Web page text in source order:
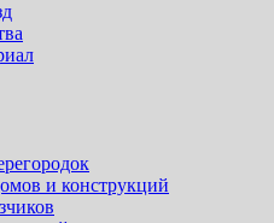
и конструкций